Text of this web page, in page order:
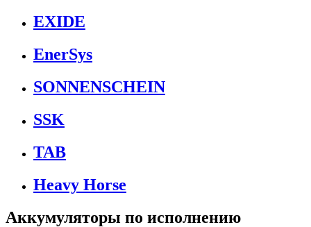
EXIDE
EnerSys
SONNENSCHEIN
SSK
TAB
Heavy Horse
Аккумуляторы по исполнению